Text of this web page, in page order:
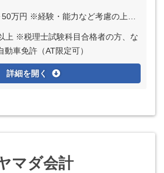
験・能力など考慮の上、決定いたします ※残業代は全額支給
上 ※税理士試験科目合格者の方、な
車免許（AT限定可）
詳細を開く
マダ会計